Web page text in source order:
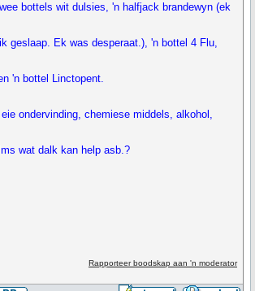
bottels wit dulsies, 'n halfjack brandewyn (ek
geslaap. Ek was desperaat.), 'n bottel 4 Flu,
'n bottel Linctopent.
ondervinding, chemiese middels, alkohol,
wat dalk kan help asb.?
Rapporteer boodskap aan 'n moderator